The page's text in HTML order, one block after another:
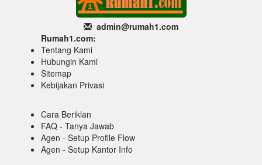
admin@rumah1.com
Rumah1.com:
Tentang Kami
Hubungin Kami
Sitemap
Kebijakan Privasi
Cara Beriklan
FAQ - Tanya Jawab
Agen - Setup Profile Flow
Agen - Setup Kantor Info